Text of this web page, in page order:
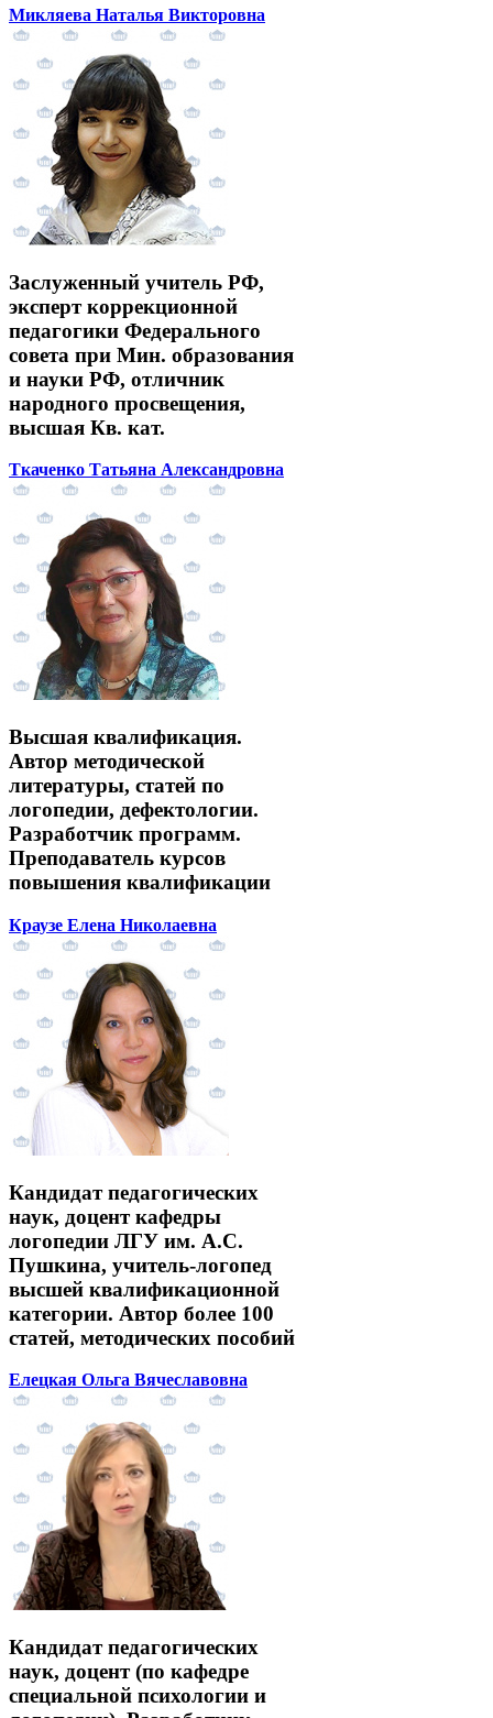
Микляева Наталья Викторовна
Заслуженный учитель РФ,
эксперт коррекционной
педагогики Федерального
совета при Мин. образования
и науки РФ, отличник
народного просвещения,
высшая Кв. кат.
Ткаченко Татьяна Александровна
Высшая квалификация.
Автор методической
литературы, статей по
логопедии, дефектологии.
Разработчик программ.
Преподаватель курсов
повышения квалификации
Краузе Елена Николаевна
Кандидат педагогических
наук, доцент кафедры
логопедии ЛГУ им. А.С.
Пушкина, учитель-логопед
высшей квалификационной
категории. Автор более 100
статей, методических пособий
Елецкая Ольга Вячеславовна
Кандидат педагогических
наук, доцент (по кафедре
специальной психологии и